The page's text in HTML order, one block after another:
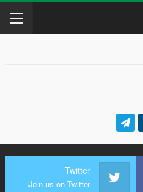
Twitter
Join us on Twitter